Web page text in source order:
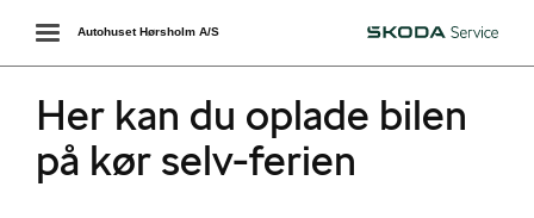
Toggle
navigation
Škoda
Autohuset Hørsholm A/S
Her kan du oplade bilen
på kør selv-ferien